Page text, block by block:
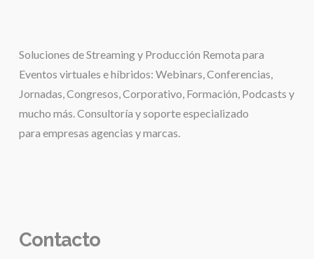
Soluciones deStreaming y Producción Remota para
Eventos virtuales e híbridos: Webinars, Conferencias,
Jornadas, Congresos, Corporativo, Formación, Podcasts y
mucho más. Consultoría y soporte especializado
para empresas agencias y marcas.
Contacto